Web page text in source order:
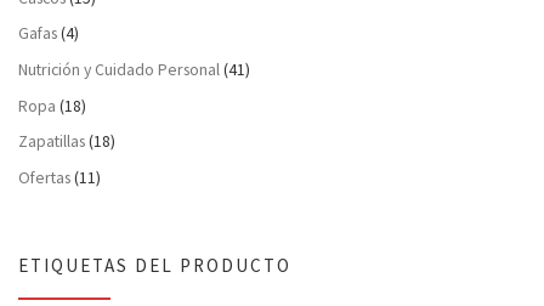
Gafas(4)
Nutrición y Cuidado Personal(41)
Ropa (18)
Zapatillas(18)
Ofertas(11)
ETIQUETAS DEL PRODUCTO